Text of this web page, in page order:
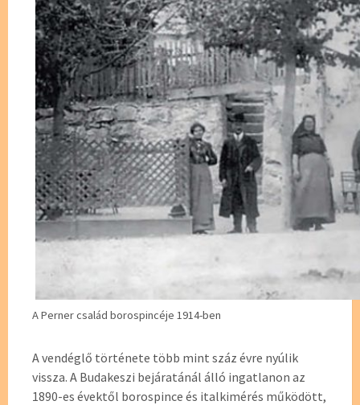
A Perner család borospincéje 1914-ben
A vendéglő története több mint száz évre nyúlik
vissza. A Budakeszi bejáratánál álló ingatlanon az
1890-es évektől borospince és italkimérés működött,